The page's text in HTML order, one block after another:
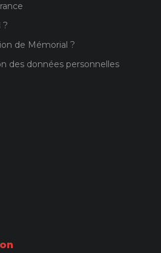
?
de Mémorial ?
des données personnelles